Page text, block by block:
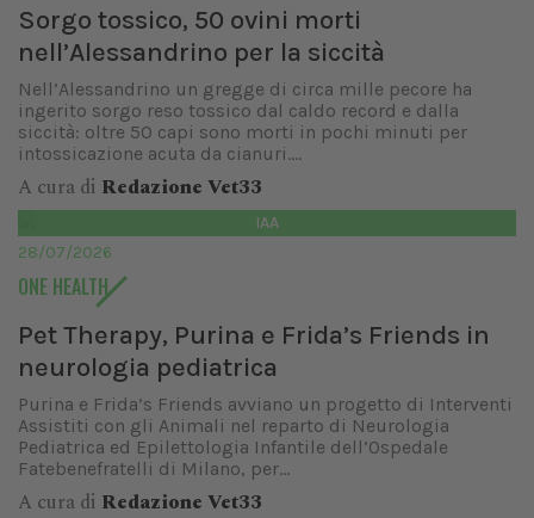
Sorgo tossico, 50 ovini morti
nell’Alessandrino per la siccità
Nell’Alessandrino un gregge di circa mille pecore ha
ingerito sorgo reso tossico dal caldo record e dalla
siccità: oltre 50 capi sono morti in pochi minuti per
intossicazione acuta da cianuri....
A cura di Redazione Vet33
IAA
28/07/2026
ONE HEALTH
Pet Therapy, Purina e Frida’s Friends in
neurologia pediatrica
Purina e Frida’s Friends avviano un progetto di Interventi
Assistiti con gli Animali nel reparto di Neurologia
Pediatrica ed Epilettologia Infantile dell’Ospedale
Fatebenefratelli di Milano, per...
A cura di Redazione Vet33